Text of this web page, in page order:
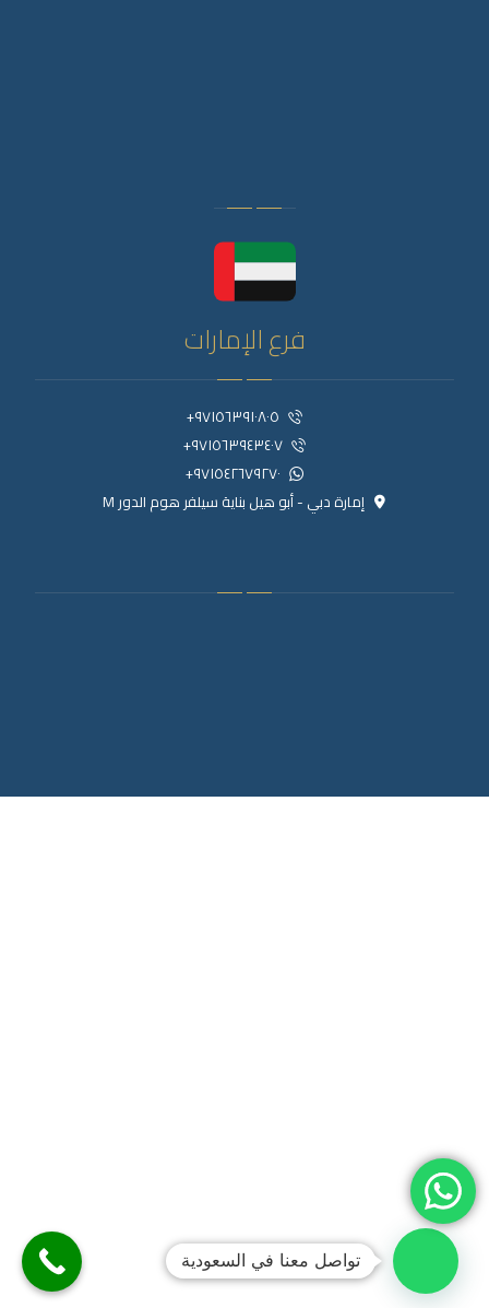
فرع الإمارات
٩٧١٥٦٣٩١٠٨٠٥+
٩٧١٥٦٣٩٤٣٤٠٧+
٩٧١٥٤٢٦٧٩٢٧٠+
إمارة دبي - أبو هيل بناية سيلفر هوم الدور M
تواصل معنا في السعودية